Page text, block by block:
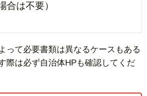
合は不要）
って必要書類は異なるケースもある
際は必ず自治体HPも確認してくだ